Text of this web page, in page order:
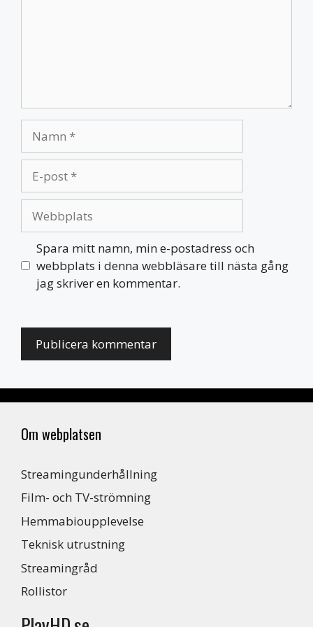
post
Spara mitt namn, min e-postadress och
webbplats i denna webbläsare till nästa gång
jag skriver en kommentar.
Om webplatsen
Streamingunderhållning
Film- och TV-strömning
Hemmabioupplevelse
Teknisk utrustning
Streamingråd
Rollistor